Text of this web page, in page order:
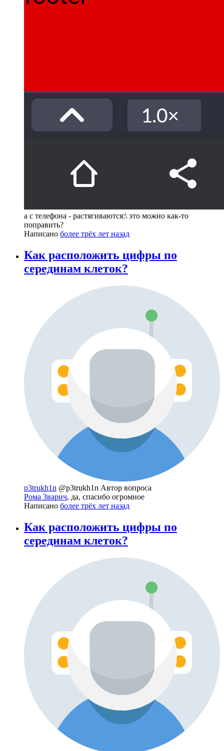
а с телефона - растягиваются:\ это можно как-то
поправить?
Написано более трёх лет назад
Как расположить цифры по
серединам клеток?
p3trukh1n @p3trukh1n Автор вопроса
Рома Зварич, да, спасибо огромное
Написано более трёх лет назад
Как расположить цифры по
серединам клеток?